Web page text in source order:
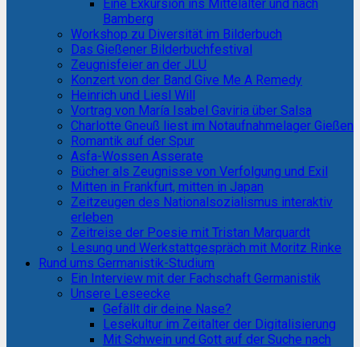
Eine Exkursion ins Mittelalter und nach
Bamberg
Workshop zu Diversität im Bilderbuch
Das Gießener Bilderbuchfestival
Zeugnisfeier an der JLU
Konzert von der Band Give Me A Remedy
Heinrich und Liesl Will
Vortrag von María Isabel Gaviria über Salsa
Charlotte Gneuß liest im Notaufnahmelager Gießen
Romantik auf der Spur
Asfa-Wossen Asserate
Bücher als Zeugnisse von Verfolgung und Exil
Mitten in Frankfurt, mitten in Japan
Zeitzeugen des Nationalsozialismus interaktiv
erleben
Zeitreise der Poesie mit Tristan Marquardt
Lesung und Werkstattgespräch mit Moritz Rinke
Rund ums Germanistik-Studium
Ein Interview mit der Fachschaft Germanistik
Unsere Leseecke
Gefällt dir deine Nase?
Lesekultur im Zeitalter der Digitalisierung
Mit Schwein und Gott auf der Suche nach